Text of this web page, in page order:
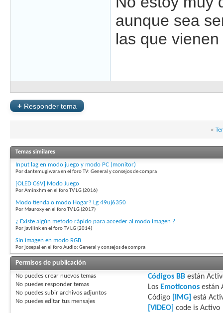
aunque sea
las que
+ Responder tema
«
Temas similares
Input lag en modo juego y modo PC (monitor)
Por dantemugiwara en el foro TV: General y consejos de compra
[OLED C6V] Modo Juego
Por Aminxhm en el foro TV LG (2016)
Modo tienda o modo Hogar? Lg 49uj6350
Por Mauroxy en el foro TV LG (2017)
¿ Existe algún metodo rápido para acceder al modo imagen ?
Por javilink en el foro TV LG (2014)
Sin imagen en modo RGB
Por josepal en el foro Audio: General y consejos de compra
Permisos de publicación
No puedes crear nuevos temas
No puedes responder temas
No puedes subir archivos adjuntos
No puedes editar tus mensajes
Códigos BBestán
Los Emoticonosestán
Código
[IMG] está
[VIDEO] code is Activo